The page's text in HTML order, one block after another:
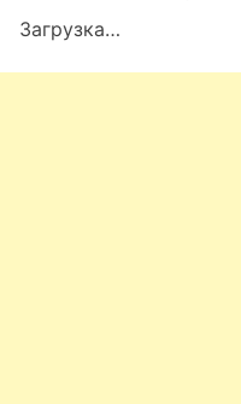
Загрузка…